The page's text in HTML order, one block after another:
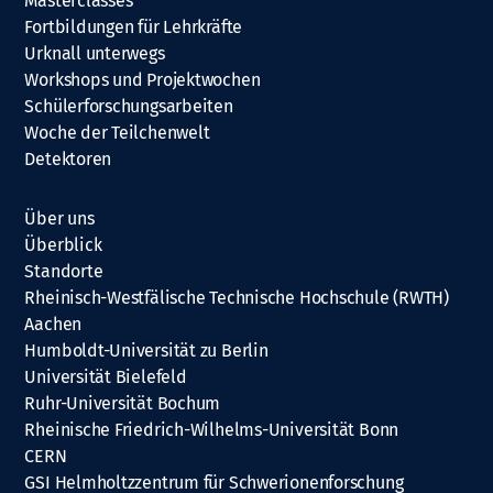
Fortbildungen für Lehrkräfte
Urknall unterwegs
Workshops und Projektwochen
Schülerforschungsarbeiten
Woche der Teilchenwelt
Detektoren
Über uns
Überblick
Standorte
Rheinisch-Westfälische Technische Hochschule (RWTH)
Aachen
Humboldt-Universität zu Berlin
Universität Bielefeld
Ruhr-Universität Bochum
Rheinische Friedrich-Wilhelms-Universität Bonn
CERN
GSI Helmholtzzentrum für Schwerionenforschung